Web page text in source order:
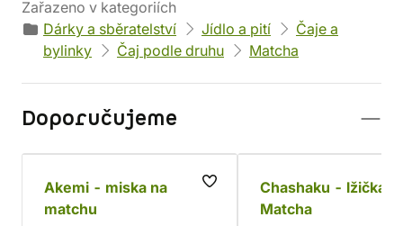
Zařazeno v kategoriích
Dárky a sběratelství
Jídlo a pití
Čaje a
bylinky
Čaj podle druhu Matcha
Doporučujeme
Akemi - miska na
matchu
Chashaku - lžička
Matcha